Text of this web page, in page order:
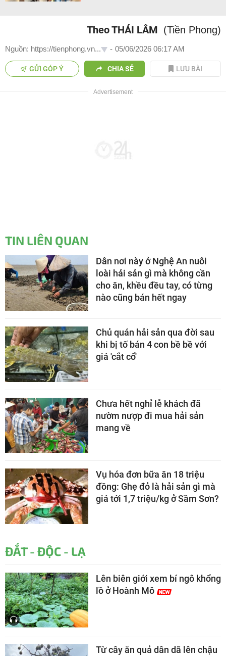
Theo THÁI LÂM (Tiền Phong)
Nguồn: https://tienphong.vn... - 05/06/2026 06:17 AM
GỬI GÓP Ý CHIA SẺ LƯU BÀI
TIN LIÊN QUAN
Dân nơi này ở Nghệ An nuôi
loài hải sản gì mà không cần
cho ăn, khều đều tay, có từng
nào cũng bán hết ngay
Chủ quán hải sản qua đời sau
khi bị tố bán 4 con bề bề với
giá 'cắt cổ'
Chưa hết nghỉ lễ khách đã
nườm nượp đi mua hải sản
mang về
Vụ hóa đơn bữa ăn 18 triệu
đồng: Ghẹ đỏ là hải sản gì mà
giá tới 1,7 triệu/kg ở Sầm Sơn?
ĐẮT - ĐỘC - LẠ
Lên biên giới xem bí ngô khổng
lồ ở Hoành Mô
Từ cây ăn quả dân dã lên chậu